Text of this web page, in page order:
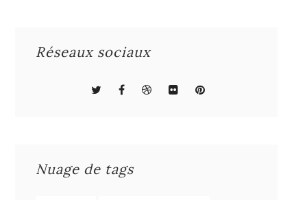
Réseaux sociaux
Nuage de tags